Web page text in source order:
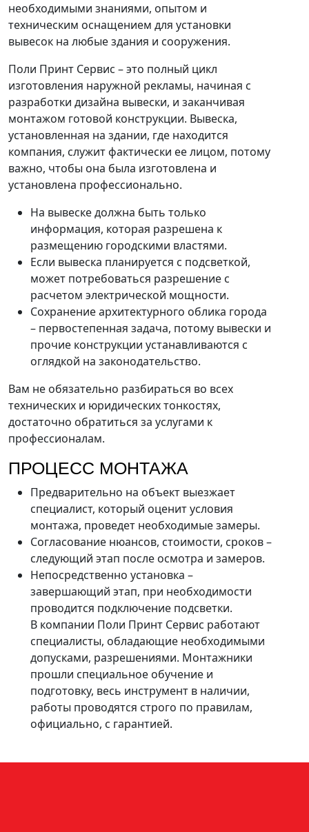
необходимыми знаниями, опытом и
техническим оснащением для установки
вывесок на любые здания и сооружения.
Поли Принт Сервис – это полный цикл
изготовления наружной рекламы, начиная с
разработки дизайна вывески, и заканчивая
монтажом готовой конструкции. Вывеска,
установленная на здании, где находится
компания, служит фактически ее лицом, потому
важно, чтобы она была изготовлена и
установлена профессионально.
На вывеске должна быть только
информация, которая разрешена к
размещению городскими властями.
Если вывеска планируется с подсветкой,
может потребоваться разрешение с
расчетом электрической мощности.
Сохранение архитектурного облика города
– первостепенная задача, потому вывески и
прочие конструкции устанавливаются с
оглядкой на законодательство.
Вам не обязательно разбираться во всех
технических и юридических тонкостях,
достаточно обратиться за услугами к
профессионалам.
ПРОЦЕСС МОНТАЖА
Предварительно на объект выезжает
специалист, который оценит условия
монтажа, проведет необходимые замеры.
Согласование нюансов, стоимости, сроков –
следующий этап после осмотра и замеров.
Непосредственно установка –
завершающий этап, при необходимости
проводится подключение подсветки.
В компании Поли Принт Сервис работают
специалисты, обладающие необходимыми
допусками, разрешениями. Монтажники
прошли специальное обучение и
подготовку, весь инструмент в наличии,
работы проводятся строго по правилам,
официально, с гарантией.